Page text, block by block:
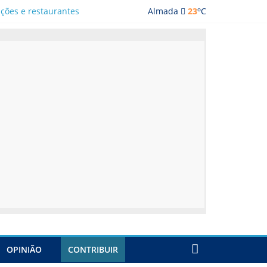
Almada 23oC
e restaurantes
OPINIÃO CONTRIBUIR